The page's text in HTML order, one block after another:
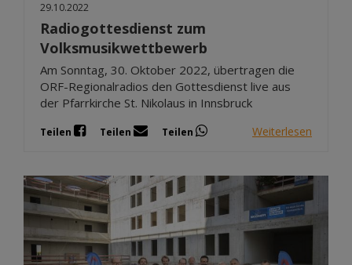
29.10.2022
Radiogottesdienst zum
Volksmusikwettbewerb
Am Sonntag, 30. Oktober 2022, übertragen die
ORF-Regionalradios den Gottesdienst live aus
der Pfarrkirche St. Nikolaus in Innsbruck
Teilen Teilen Teilen Weiterlesen